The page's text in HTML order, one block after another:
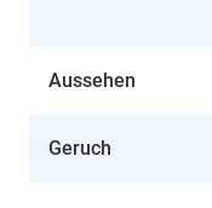
Aussehen
Geruch